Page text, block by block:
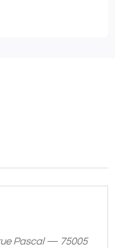
Pascal — 75005